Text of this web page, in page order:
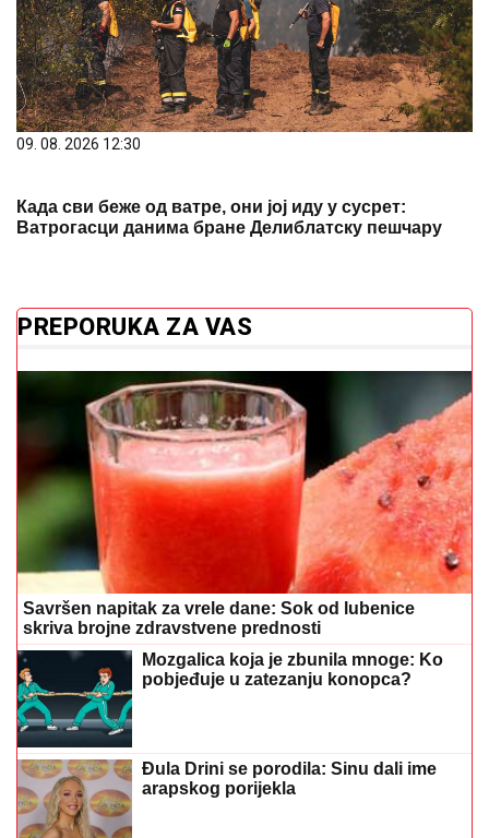
09. 08. 2026 12:30
Када сви беже од ватре, они јој иду у сусрет:
Ватрогасци данима бране Делиблатску пешчару
PREPORUKA ZA VAS
Savršen napitak za vrele dane: Sok od lubenice
skriva brojne zdravstvene prednosti
Mozgalica koja je zbunila mnoge: Ko
pobjeđuje u zatezanju konopca?
Đula Drini se porodila: Sinu dali ime
arapskog porijekla